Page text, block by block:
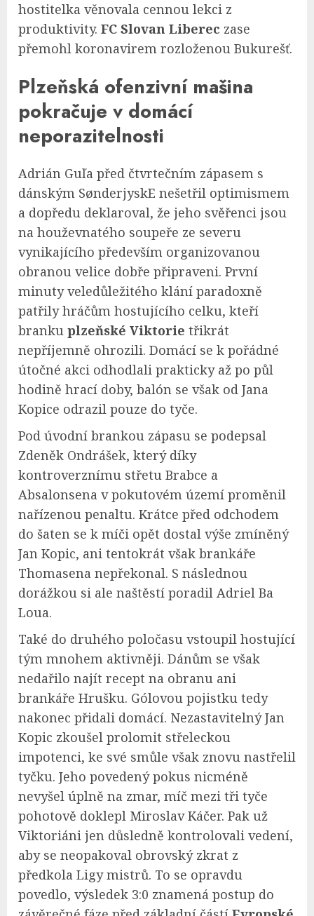
hostitelka věnovala cennou lekci z
produktivity. FC Slovan Liberec zase
přemohl koronavirem rozloženou Bukurešť.
Plzeňská ofenzivní mašina
pokračuje v domácí
neporazitelnosti
Adrián Guľa před čtvrtečním zápasem s
dánským SønderjyskE nešetřil optimismem
a dopředu deklaroval, že jeho svěřenci jsou
na houževnatého soupeře ze severu
vynikajícího především organizovanou
obranou velice dobře připraveni. První
minuty veledůležitého klání paradoxně
patřily hráčům hostujícího celku, kteří
branku plzeňské Viktorie třikrát
nepříjemně ohrozili. Domácí se k pořádné
útočné akci odhodlali prakticky až po půl
hodině hrací doby, balón se však od Jana
Kopice odrazil pouze do tyče.
Pod úvodní brankou zápasu se podepsal
Zdeněk Ondrášek, který díky
kontroverznímu střetu Brabce a
Absalonsena v pokutovém území proměnil
nařízenou penaltu. Krátce před odchodem
do šaten se k míči opět dostal výše zmíněný
Jan Kopic, ani tentokrát však brankáře
Thomasena nepřekonal. S následnou
dorážkou si ale naštěstí poradil Adriel Ba
Loua.
Také do druhého poločasu vstoupil hostující
tým mnohem aktivněji. Dánům se však
nedařilo najít recept na obranu ani
brankáře Hrušku. Gólovou pojistku tedy
nakonec přidali domácí. Nezastavitelný Jan
Kopic zkoušel prolomit střeleckou
impotenci, ke své smůle však znovu nastřelil
tyčku. Jeho povedený pokus nicméně
nevyšel úplně na zmar, míč mezi tři tyče
pohotově doklepl Miroslav Káčer. Pak už
Viktoriáni jen důsledně kontrolovali vedení,
aby se neopakoval obrovský zkrat z
předkola Ligy mistrů. To se opravdu
povedlo, výsledek 3:0 znamená postup do